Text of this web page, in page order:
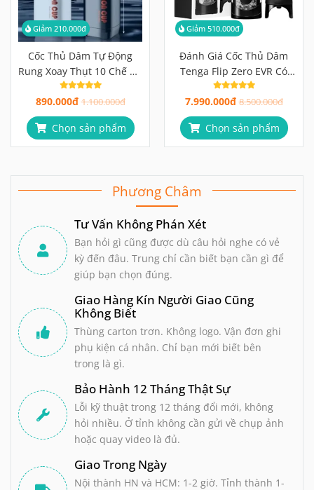
Giảm 210.000đ
Cốc Thủ Dâm Tự Động
Rung Xoay Thụt 10 Chế Độ
Đa Năng | Giao Hàng Kín
Đáo 100%
890.000đ 1.100.000đ
Chọn sản phẩm
Giảm 510.000đ
Đánh Giá Cốc Thủ Dâm
Tenga Flip Zero EVR Có
Đáng 7 Triệu Hơn?
7.990.000đ 8.500.000đ
Chọn sản phẩm
Phương Châm
Tư Vấn Không Phán Xét
Bạn hỏi gì cũng được dù câu hỏi nghe có vẻ
kỳ đến đâu. Trung chỉ cần biết bạn cần gì để
giúp bạn chọn đúng.
Giao Hàng Kín Người Giao Cũng
Không Biết
Thùng carton trơn. Không logo. Vận đơn ghi
phụ kiện cá nhân. Chỉ bạn mới biết bên
trong là gì.
Bảo Hành 12 Tháng Thật Sự
Lỗi kỹ thuật trong 12 tháng đổi mới, không
hỏi nhiều. Ở tỉnh không cần gửi về chụp ảnh
hoặc quay video là đủ.
Giao Trong Ngày
Nội thành HN và HCM: 1-2 giờ. Tỉnh thành 1-